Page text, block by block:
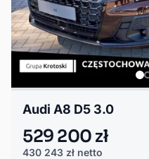
Audi A8 D5 3.0
529 200 zł
430 243 zł netto